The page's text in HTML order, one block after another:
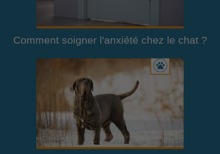
Comment soigner l'anxiété chez le chat ?